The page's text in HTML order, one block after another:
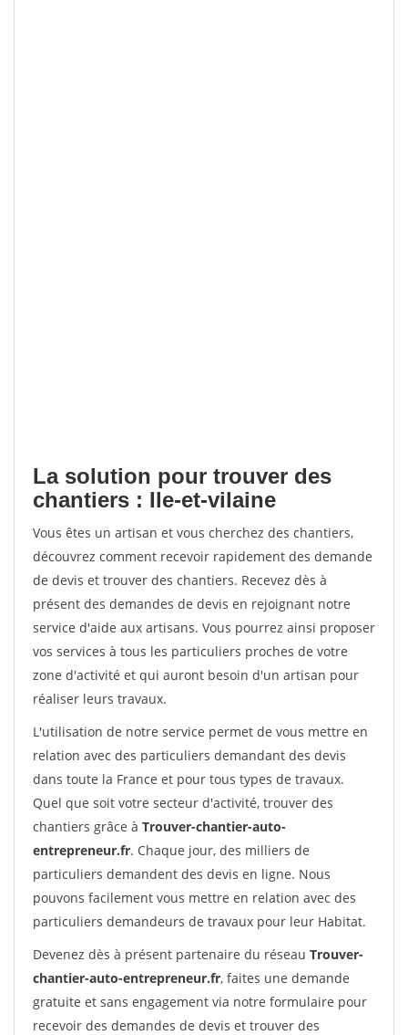
La solution pour trouver des
chantiers : Ile-et-vilaine
Vous êtes un artisan et vous cherchez des chantiers,
découvrez comment recevoir rapidement des demande
de devis et trouver des chantiers. Recevez dès à
présent des demandes de devis en rejoignant notre
service d'aide aux artisans. Vous pourrez ainsi proposer
vos services à tous les particuliers proches de votre
zone d'activité et qui auront besoin d'un artisan pour
réaliser leurs travaux.
L'utilisation de notre service permet de vous mettre en
relation avec des particuliers demandant des devis
dans toute la France et pour tous types de travaux.
Quel que soit votre secteur d'activité, trouver des
chantiers grâce à Trouver-chantier-auto-
entrepreneur.fr. Chaque jour, des milliers de
particuliers demandent des devis en ligne. Nous
pouvons facilement vous mettre en relation avec des
particuliers demandeurs de travaux pour leur Habitat.
Devenez dès à présent partenaire du réseau Trouver-
chantier-auto-entrepreneur.fr, faites une demande
gratuite et sans engagement via notre formulaire pour
recevoir des demandes de devis et trouver des